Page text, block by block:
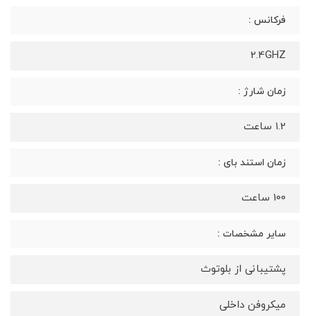
فرکانس :
2.4GHZ
زمان شارژ :
1.2 ساعت
زمان استند بای :
100 ساعت
سایر مشخصات :
پشتیبانی از بلوتوث
میکروفن داخلی